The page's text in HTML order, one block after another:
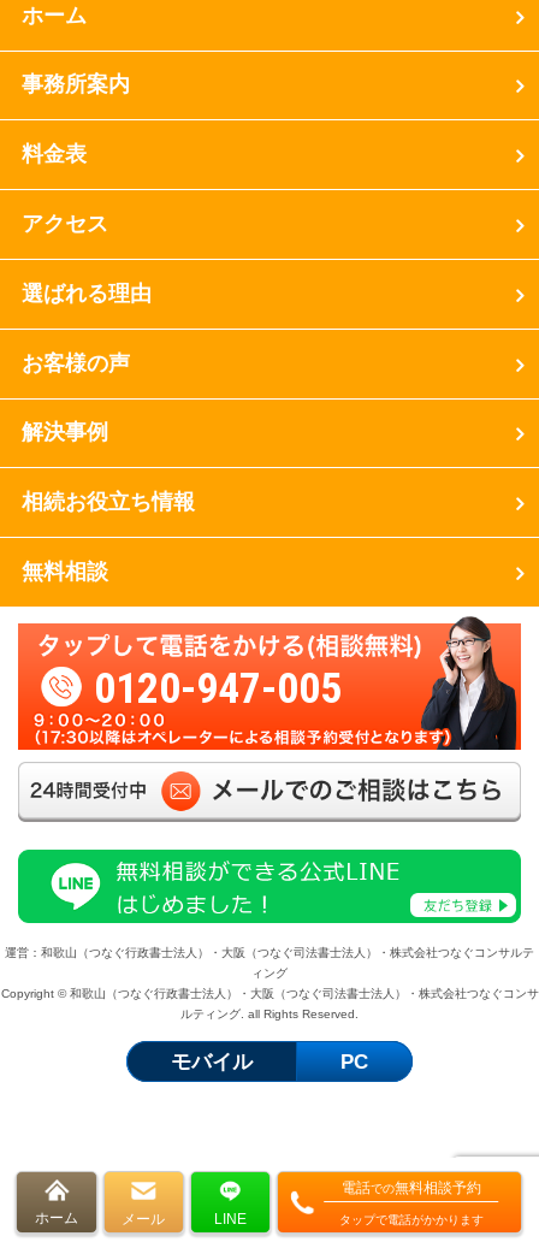
ホーム メール LINE
電話での無料相談予約
タップで電話がかかります
ホーム
事務所案内
料金表
アクセス
選ばれる理由
お客様の声
解決事例
相続お役立ち情報
無料相談
0120-947-005
運営：和歌山（つなぐ行政書士法人）・大阪（つなぐ司法書士法人）・株式会社つなぐコンサルテ
ィング
Copyright © 和歌山（つなぐ行政書士法人）・大阪（つなぐ司法書士法人）・株式会社つなぐコンサ
ルティング. all Rights Reserved.
モバイル PC